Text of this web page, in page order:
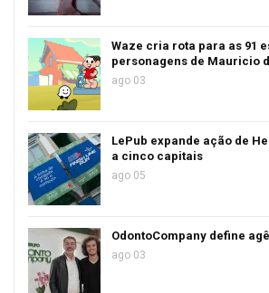
Waze cria rota para as 91
personagens de Mauricio
ago 03
LePub expande ação de
a cinco capitais
ago 05
OdontoCompany define
ago 03